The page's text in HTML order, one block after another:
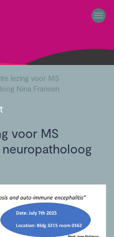
lezing voor MS
Nina Fransen
voor MS